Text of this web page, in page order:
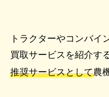
トラクターやコンバイ
買取サービスを紹介す
推奨サービスとして農